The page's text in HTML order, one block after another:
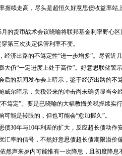
握续走高，尽头是超恒久好意思债收益率站
货币战术会议晓喻将联邦基金利率野心区
第三次决定保管利率不变。
济出路的不笃定性“进一步增多”。尽管近
大仍“一定进度上处于高位”。好意思联储警
的新闻发布会上暗示，鉴于经济出路的不
威尔暗示，关税带来的冲击尚未确切显当今
笃定”。要是已晓喻的大幅教悔关税握续实
能是转眼的，但也可能会“愈加握久”。
30年与10年利差的扩大，反应超长债动作
汇率的信号，不然好意思债超长债期限溢价
然声来岁内可能惟有一次降息，且初度降